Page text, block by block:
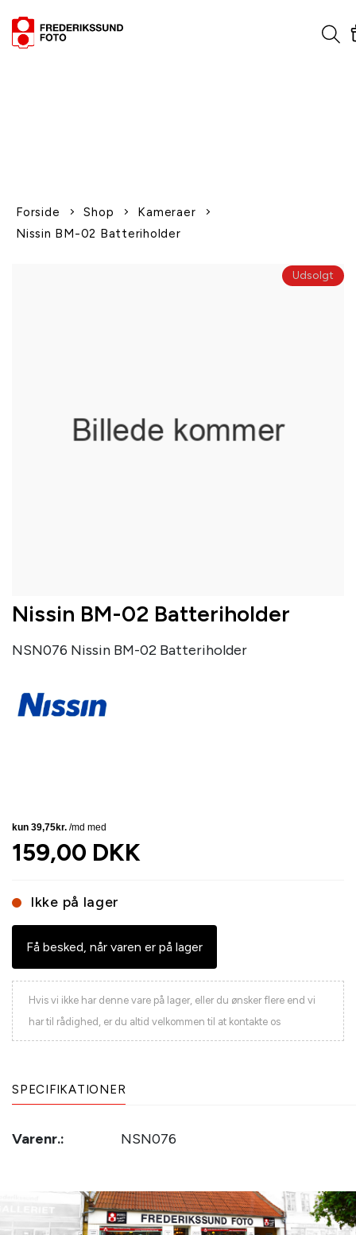
Forside Shop
Kameraer
Nissin BM-02 Batteriholder
Udsolgt
Nissin BM-02 Batteriholder
NSN076 Nissin BM-02 Batteriholder
159,00 DKK
Ikke på lager
Få besked, når varen er på lager
Hvis vi ikke har denne vare på lager, eller du ønsker flere end vi
har til rådighed, er du altid velkommen til at kontakte os
SPECIFIKATIONER
Varenr.: NSN076